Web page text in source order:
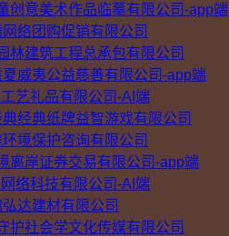
创意美术作品临摹有限公司-app端
络团购促销有限公司
林建筑工程总承包有限公司
威夷公益慈善有限公司-app端
艺礼品有限公司-AI端
经典纸牌益智游戏有限公司
境保护咨询有限公司
离岸证券交易有限公司-app端
络科技有限公司-AI端
达建材有限公司
护社会学文化传媒有限公司